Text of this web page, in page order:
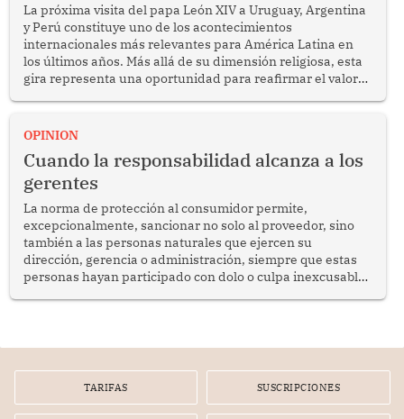
La próxima visita del papa León XIV a Uruguay, Argentina
y Perú constituye uno de los acontecimientos
internacionales más relevantes para América Latina en
los últimos años. Más allá de su dimensión religiosa, esta
gira representa una oportunidad para reafirmar el valor
enfrenta desafíos en materia de desarrollo, cohesión
OPINION
Cuando la responsabilidad alcanza a los
gerentes
La norma de protección al consumidor permite,
excepcionalmente, sancionar no solo al proveedor, sino
también a las personas naturales que ejercen su
dirección, gerencia o administración, siempre que estas
personas hayan participado con dolo o culpa inexcusable
por la frustrada realización de un meet and greet con
TARIFAS SUSCRIPCIONES